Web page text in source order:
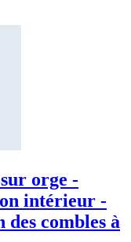
orge -
intérieur -
combles à